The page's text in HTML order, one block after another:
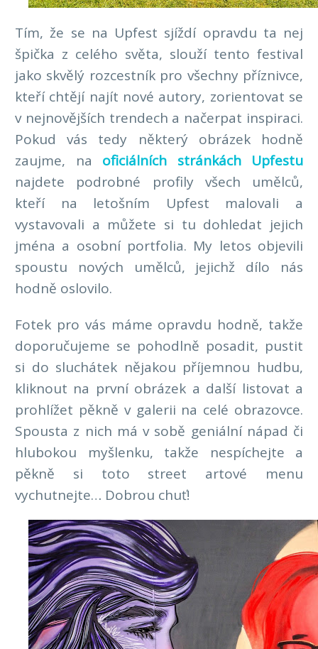
Tím, že se na Upfest sjíždí opravdu ta nej
špička z celého světa, slouží tento festival
jako skvělý rozcestník pro všechny příznivce,
kteří chtějí najít nové autory, zorientovat se
v nejnovějších trendech a načerpat inspiraci.
Pokud vás tedy některý obrázek hodně
zaujme, na oficiálních stránkách Upfestu
najdete podrobné profily všech umělců,
kteří na letošním Upfest malovali a
vystavovali a můžete si tu dohledat jejich
jména a osobní portfolia. My letos objevili
spoustu nových umělců, jejichž dílo nás
hodně oslovilo.
Fotek pro vás máme opravdu hodně, takže
doporučujeme se pohodlně posadit, pustit
si do sluchátek nějakou příjemnou hudbu,
kliknout na první obrázek a další listovat a
prohlížet pěkně v galerii na celé obrazovce.
Spousta z nich má v sobě geniální nápad či
hlubokou myšlenku, takže nespíchejte a
pěkně si toto street artové menu
vychutnejte… Dobrou chuť!